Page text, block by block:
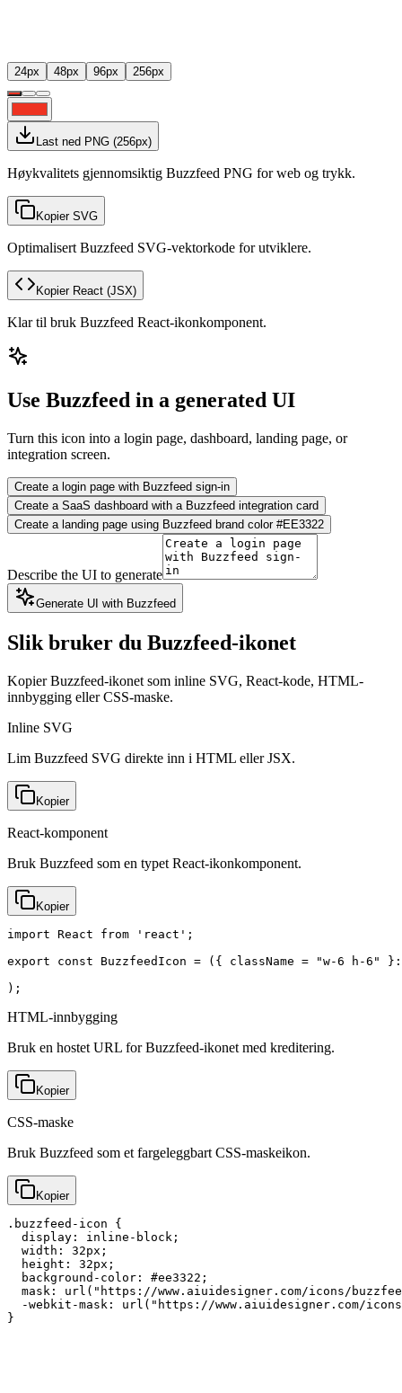
24px 48px 96px 256px
Last ned PNG (256px)
Høykvalitets gjennomsiktig Buzzfeed PNG for web og trykk.
Kopier SVG
Optimalisert Buzzfeed SVG-vektorkode for utviklere.
Kopier React (JSX)
Klar til bruk Buzzfeed React-ikonkomponent.
Use Buzzfeed in a generated UI
Turn this icon into a login page, dashboard, landing page, or
integration screen.
Create a login page with Buzzfeed sign-in
Create a SaaS dashboard with a Buzzfeed integration card
Create a landing page using Buzzfeed brand color #EE3322
Describe the UI to generate
Generate UI with Buzzfeed
Slik bruker du Buzzfeed-ikonet
Kopier Buzzfeed-ikonet som inline SVG, React-kode, HTML-
innbygging eller CSS-maske.
Inline SVG
Lim Buzzfeed SVG direkte inn i HTML eller JSX.
Kopier
React-komponent
Bruk Buzzfeed som en typet React-ikonkomponent.
Kopier
import React from 'react';
export const BuzzfeedIcon = ({ className = "w-6 h-
);
HTML-innbygging
Bruk en hostet URL for Buzzfeed-ikonet med kreditering.
Kopier
CSS-maske
Bruk Buzzfeed som et fargeleggbart CSS-maskeikon.
Kopier
.buzzfeed-icon {
  display: inline-block;
  width: 32px;
  height: 32px;
  background-color: #ee3322;
mask: url("https://www.aiuidesigner.com/icons/
-webkit-mask: url("https://www.aiuidesigner.com/
}